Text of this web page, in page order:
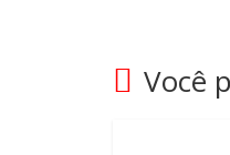
Você